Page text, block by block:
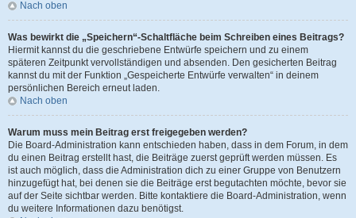
Nach oben
Was bewirkt die „Speichern“-Schaltfläche beim Schreiben eines Beitrags?
Hiermit kannst du die geschriebene Entwürfe speichern und zu einem
späteren Zeitpunkt vervollständigen und absenden. Den gesicherten Beitrag
kannst du mit der Funktion „Gespeicherte Entwürfe verwalten“ in deinem
persönlichen Bereich erneut laden.
Nach oben
Warum muss mein Beitrag erst freigegeben werden?
Die Board-Administration kann entschieden haben, dass in dem Forum, in dem
du einen Beitrag erstellt hast, die Beiträge zuerst geprüft werden müssen. Es
ist auch möglich, dass die Administration dich zu einer Gruppe von Benutzern
hinzugefügt hat, bei denen sie die Beiträge erst begutachten möchte, bevor sie
auf der Seite sichtbar werden. Bitte kontaktiere die Board-Administration, wenn
du weitere Informationen dazu benötigst.